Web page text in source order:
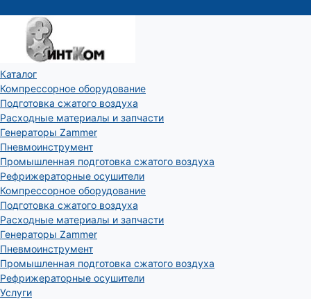
Каталог
Компрессорное оборудование
Подготовка сжатого воздуха
Расходные материалы и запчасти
Генераторы Zammer
Пневмоинструмент
Промышленная подготовка сжатого воздуха
Рефрижераторные осушители
Компрессорное оборудование
Подготовка сжатого воздуха
Расходные материалы и запчасти
Генераторы Zammer
Пневмоинструмент
Промышленная подготовка сжатого воздуха
Рефрижераторные осушители
Услуги